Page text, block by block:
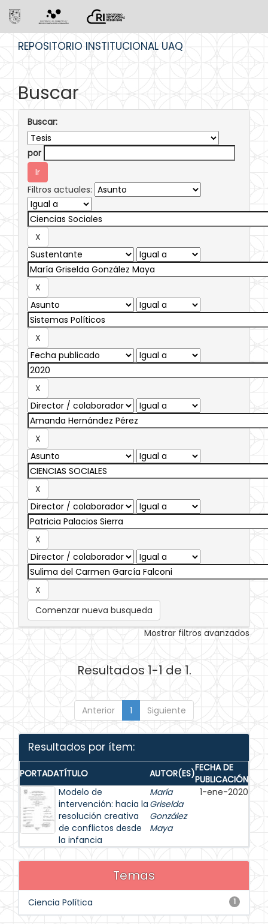
REPOSITORIO INSTITUCIONAL UAQ
Buscar
Buscar:
por
Filtros actuales:
Comenzar nueva busqueda
Mostrar filtros avanzados
Resultados 1-1 de 1.
Anterior 1 Siguiente
Resultados por ítem:
PORTADATÍTULO AUTOR(ES)FECHA DE
PUBLICACIÓN
Modelo de
intervención: hacia la
resolución creativa
de conflictos desde
la infancia
María
Griselda
González
Maya
1-ene-2020
Temas
1
Ciencia Política